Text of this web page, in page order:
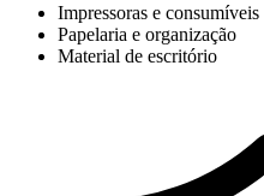
Impressoras e consumíveis
Papelaria e organização
Material de escritório